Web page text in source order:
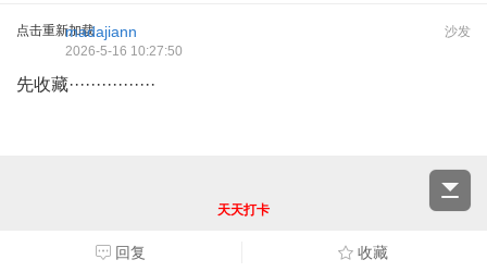
点击重新加载 沙发
madajiann
2026-5-16 10:27:50
先收藏················
回复 收藏
天天打卡